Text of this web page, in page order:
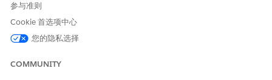
参与准则
Cookie 首选项中心
您的隐私选择
COMMUNITY